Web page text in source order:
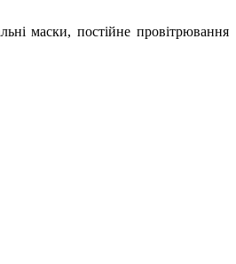
маски, постійне провітрювання